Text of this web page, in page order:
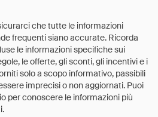
che tutte le informazioni
frequenti siano accurate. Ricorda
le informazioni specifiche sui
le offerte, gli sconti, gli incentivi e i
solo a scopo informativo, passibili
imprecisi o non aggiornati. Puoi
per conoscere le informazioni più